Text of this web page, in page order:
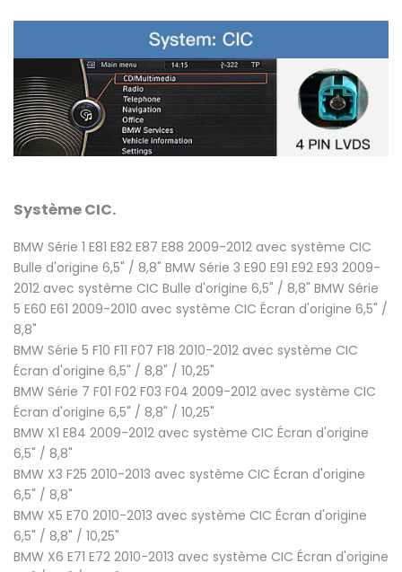
Système CIC.
BMW Série 1 E81 E82 E87 E88 2009-2012 avec système CIC
Bulle d'origine 6,5" / 8,8" BMW Série 3 E90 E91 E92 E93 2009-
2012 avec système CIC Bulle d'origine 6,5" / 8,8" BMW Série
5 E60 E61 2009-2010 avec système CIC Écran d'origine 6,5" /
8,8"
BMW Série 5 F10 F11 F07 F18 2010-2012 avec système CIC
Écran d'origine 6,5" / 8,8" / 10,25"
BMW Série 7 F01 F02 F03 F04 2009-2012 avec système CIC
Écran d'origine 6,5" / 8,8" / 10,25"
BMW X1 E84 2009-2012 avec système CIC Écran d'origine
6,5" / 8,8"
BMW X3 F25 2010-2013 avec système CIC Écran d'origine
6,5" / 8,8"
BMW X5 E70 2010-2013 avec système CIC Écran d'origine
6,5" / 8,8" / 10,25"
BMW X6 E71 E72 2010-2013 avec système CIC Écran d'origine